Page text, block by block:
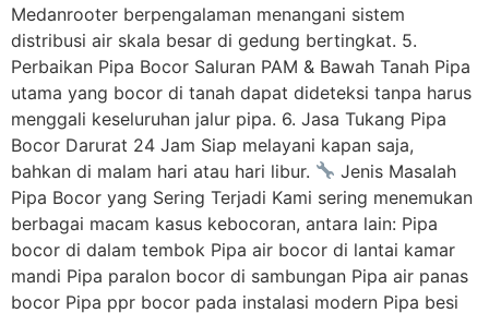
Medanrooter berpengalaman menangani sistem
distribusi air skala besar di gedung bertingkat. 5.
Perbaikan Pipa Bocor Saluran PAM & Bawah Tanah Pipa
utama yang bocor di tanah dapat dideteksi tanpa harus
menggali keseluruhan jalur pipa. 6. Jasa Tukang Pipa
Bocor Darurat 24 Jam Siap melayani kapan saja,
bahkan di malam hari atau hari libur.
Jenis Masalah
Pipa Bocor yang Sering Terjadi Kami sering menemukan
berbagai macam kasus kebocoran, antara lain: Pipa
bocor di dalam tembok Pipa air bocor di lantai kamar
mandi Pipa paralon bocor di sambungan Pipa air panas
bocor Pipa ppr bocor pada instalasi modern Pipa besi